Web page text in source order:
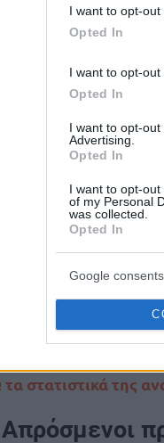
I want to opt-out
Opted In
I want to opt-out
Opted In
I want to opt-
Advertising.
Opted In
I want to opt-
of my Personal
was collected.
Opted In
Google consents
αγωνιστική της
στις 10/1, ενώ
στατιστικά της
Απρόσμενοι